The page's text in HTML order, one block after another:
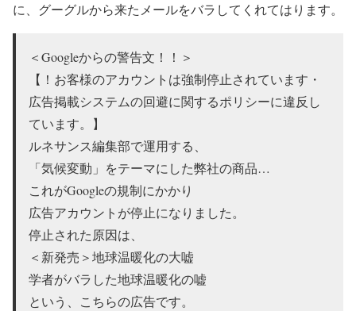
に、グーグルから来たメールをバラしてくれてはります。
＜Googleからの警告文！！＞
【！お客様のアカウントは強制停止されています・
広告掲載システムの回避に関するポリシーに違反し
ています。】
ルネサンス編集部で運用する、
「気候変動」をテーマにした弊社の商品…
これがGoogleの規制にかかり
広告アカウントが停止になりました。
停止された原因は、
＜新発売＞地球温暖化の大嘘
学者がバラした地球温暖化の嘘
という、こちらの広告です。